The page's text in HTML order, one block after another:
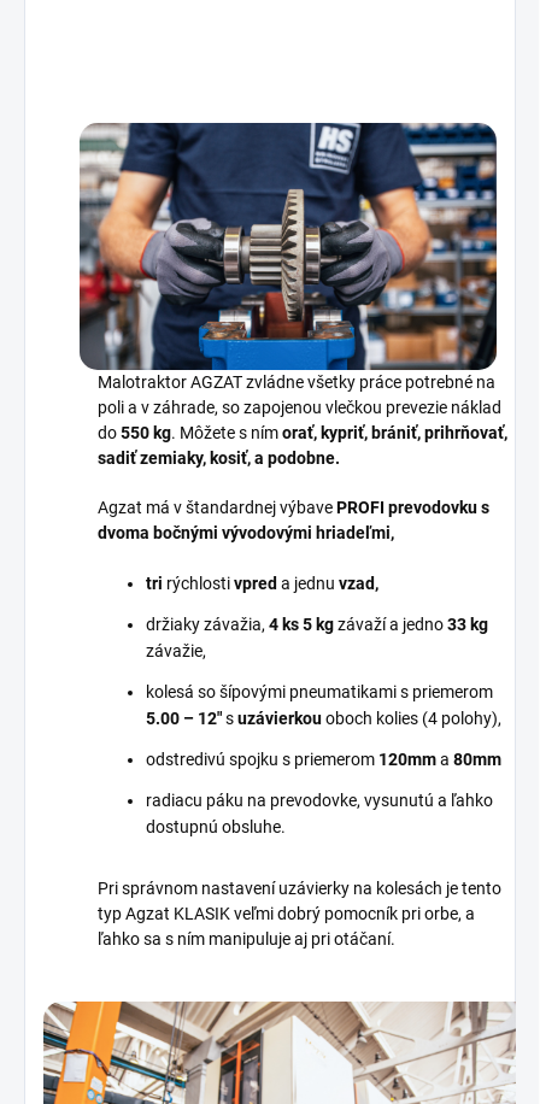
Malotraktor AGZAT zvládne všetky práce potrebné na
poli a v záhrade, so zapojenou vlečkou prevezie náklad
do550 kg. Môžete s nímorať, kypriť, brániť, prihrňovať,
sadiť zemiaky, kosiť, a podobne.
Agzat má v štandardnej výbavePROFI prevodovku s
dvoma bočnými vývodovými hriadeľmi,
tri rýchlostivpred a jednu vzad,
držiaky závažia, 4 ks 5 kgzávaží a jedno33 kg
závažie,
kolesá so šípovými pneumatikami s priemerom
5.00 – 12″suzávierkouoboch kolies (4 polohy),
odstredivú spojku s priemerom 120mma 80mm
radiacu páku na prevodovke, vysunutú a ľahko
dostupnú obsluhe.
Pri správnom nastavení uzávierky na kolesách je tento
typ Agzat KLASIK veľmi dobrý pomocník pri orbe, a
ľahko sa s ním manipuluje aj pri otáčaní.